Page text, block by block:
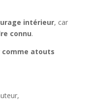
intérieur, car
connu.
comme atouts